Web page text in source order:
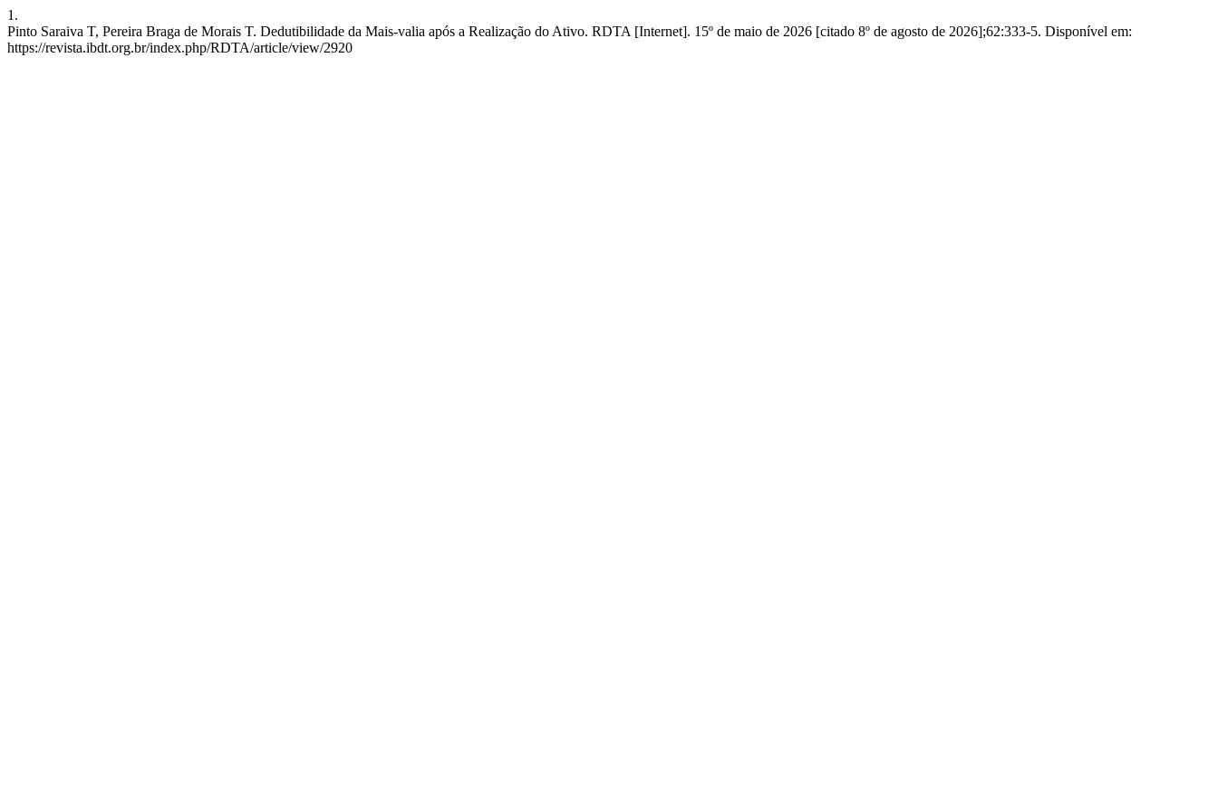
1.
Pinto Saraiva T, Pereira Braga de Morais T. Dedutibilidade da Mais-valia após a Realização do Ativo. RDTA [Internet]. 15º de maio de 2026 [citado 8º de agosto de 2026];62:333-5. Disponível em:
https://revista.ibdt.org.br/index.php/RDTA/article/view/2920